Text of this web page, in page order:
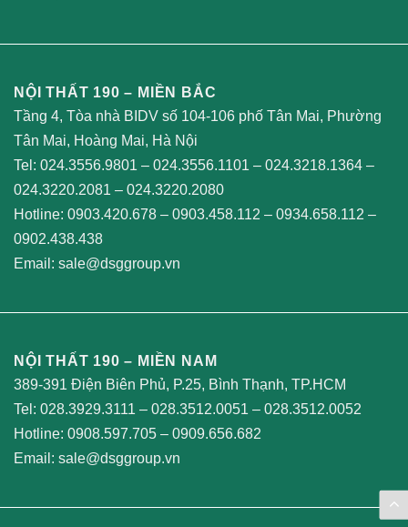
NỘI THẤT 190 – MIỀN BẮC
Tầng 4, Tòa nhà BIDV số 104-106 phố Tân Mai, Phường
Tân Mai, Hoàng Mai, Hà Nội
Tel: 024.3556.9801 – 024.3556.1101 – 024.3218.1364 –
024.3220.2081 – 024.3220.2080
Hotline: 0903.420.678 – 0903.458.112 – 0934.658.112 –
0902.438.438
Email: sale@dsggroup.vn
NỘI THẤT 190 – MIỀN NAM
389-391 Điện Biên Phủ, P.25, Bình Thạnh, TP.HCM
Tel: 028.3929.3111 – 028.3512.0051 – 028.3512.0052
Hotline: 0908.597.705 – 0909.656.682
Email: sale@dsggroup.vn